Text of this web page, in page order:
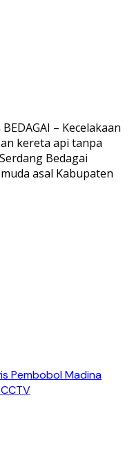
– Kecelakaan
kereta api tanpa
Bedagai
asal Kabupaten
Pembobol Madina